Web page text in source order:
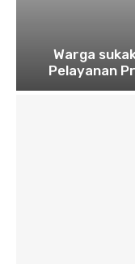
Warga
Pelayanan